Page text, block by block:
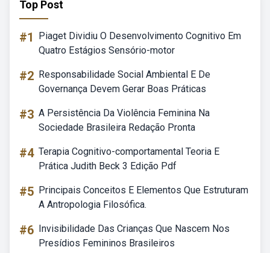
Top Post
#1
Piaget Dividiu O Desenvolvimento Cognitivo Em
Quatro Estágios Sensório-motor
#2 Responsabilidade Social Ambiental E De
Governança Devem Gerar Boas Práticas
#3 A Persistência Da Violência Feminina Na
Sociedade Brasileira Redação Pronta
#4 Terapia Cognitivo-comportamental Teoria E
Prática Judith Beck 3 Edição Pdf
#5 Principais Conceitos E Elementos Que Estruturam
A Antropologia Filosófica.
#6 Invisibilidade Das Crianças Que Nascem Nos
Presídios Femininos Brasileiros